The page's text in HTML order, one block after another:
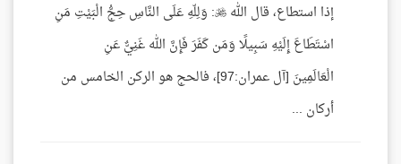
إذا استطاع، قال الله : وَلِلّهِ عَلَى النَّاسِ حِجُّ الْبَيْتِ مَنِ
اسْتَطَاعَ إِلَيْهِ سَبِيلًا وَمَن كَفَرَ فَإِنَّ الله غَنِيٌّ عَنِ
الْعَالَمِينَ [آل عمران:97]، فالحج هو الركن الخامس من
أركان ...